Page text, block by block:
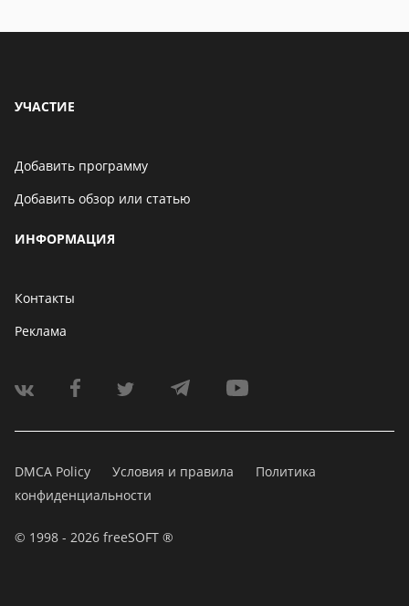
УЧАСТИЕ
Добавить программу
Добавить обзор или статью
ИНФОРМАЦИЯ
Контакты
Реклама
DMCA Policy Условия и правила
Политика
конфиденциальности
© 1998 - 2026 freeSOFT ®